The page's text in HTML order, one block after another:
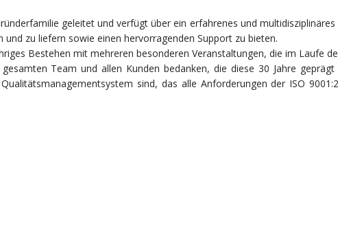
geleitet und verfügt über ein erfahrenes und
zu liefern sowie einen hervorragenden Support zu bieten.
Bestehen mit mehreren besonderen Veranstaltungen, die im Laufe
Team und allen Kunden bedanken, die diese 30 Jahre
sind, das alle Anforderungen der ISO